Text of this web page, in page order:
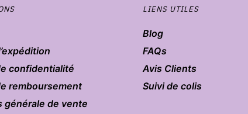
confidentialité
remboursement
générale de vente
LIENS UTILES
Blog
FAQs
Avis Clients
Suivi de colis